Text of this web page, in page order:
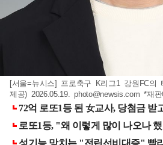
[서울=뉴시스] 프로축구 K리그1 강원FC의
제공) 2026.05.19.photo@newsis.com *재